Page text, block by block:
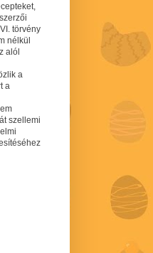
törvény
nélkül
alól
a
a
szellemi